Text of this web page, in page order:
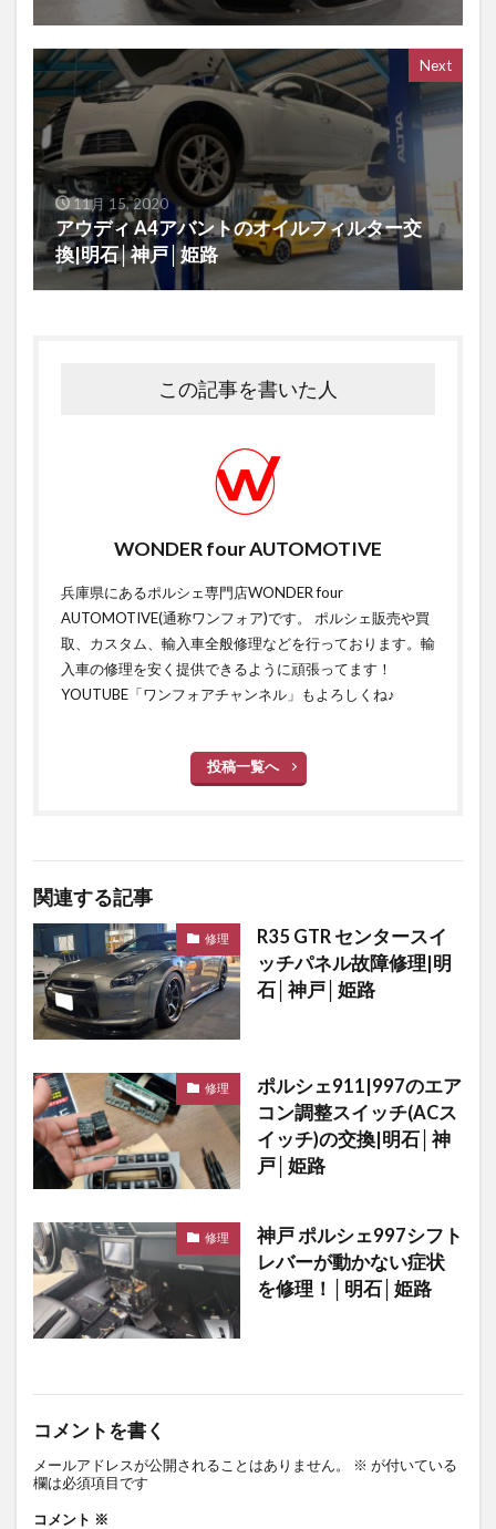
Next
11月 15, 2020
アウディ A4アバントのオイルフィルター交
換|明石│神戸│姫路
この記事を書いた人
WONDER four AUTOMOTIVE
兵庫県にあるポルシェ専門店WONDER four
AUTOMOTIVE(通称ワンフォア)です。 ポルシェ販売や買
取、カスタム、輸入車全般修理などを行っております。輸
入車の修理を安く提供できるように頑張ってます！
YOUTUBE「ワンフォアチャンネル」もよろしくね♪
投稿一覧へ
関連する記事
修理
R35 GTR センタースイ
ッチパネル故障修理|明
石│神戸│姫路
修理
ポルシェ911|997のエア
コン調整スイッチ(ACス
イッチ)の交換|明石│神
戸│姫路
修理
神戸 ポルシェ997シフト
レバーが動かない症状
を修理！│明石│姫路
コメントを書く
メールアドレスが公開されることはありません。 ※ が付いている
欄は必須項目です
コメント ※